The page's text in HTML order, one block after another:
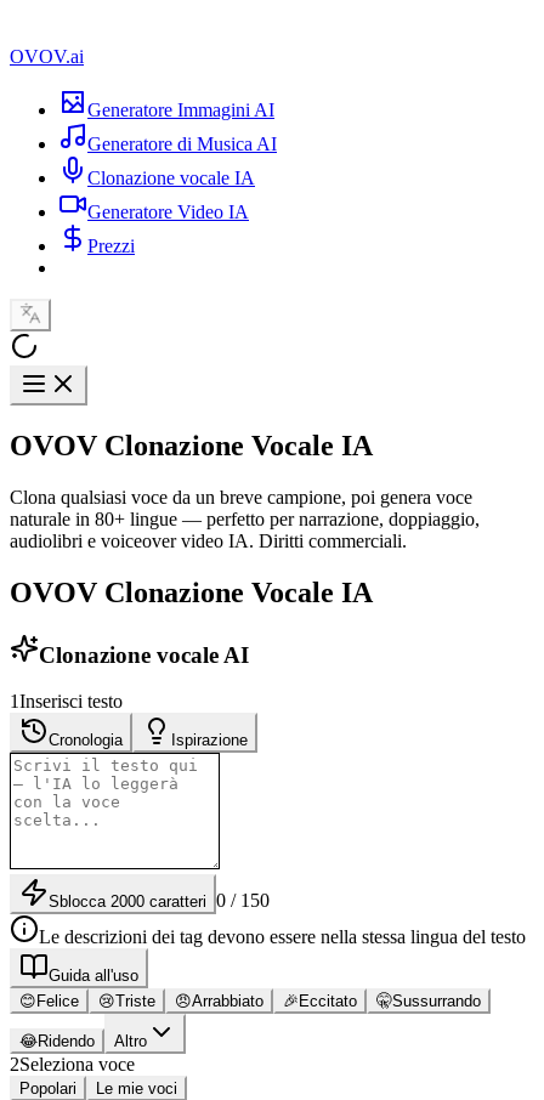
OVOV.ai
Generatore Immagini AI
Generatore di Musica AI
Clonazione vocale IA
Generatore Video IA
Prezzi
OVOV Clonazione Vocale IA
Clona qualsiasi voce da un breve campione, poi genera voce
naturale in 80+ lingue — perfetto per narrazione, doppiaggio,
audiolibri e voiceover video IA. Diritti commerciali.
OVOV Clonazione Vocale IA
Clonazione vocale AI
1Inserisci testo
Cronologia Ispirazione
Sblocca 2000 caratteri 0 / 150
Le descrizioni dei tag devono essere nella stessa lingua del testo
Guida all'uso
😊 Felice 😢Triste 😠Arrabbiato 🎉 Eccitato 🤫Sussurrando
😂Ridendo Altro
2Seleziona voce
Popolari Le mie voci